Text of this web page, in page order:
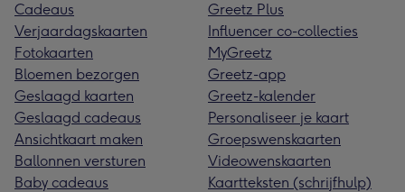
Cadeaus
Verjaardagskaarten
Fotokaarten
Bloemen bezorgen
Geslaagd kaarten
Geslaagd cadeaus
Ansichtkaart maken
Ballonnen versturen
Baby cadeaus
Greetz Plus
Influencer co-collecties
MyGreetz
Greetz-app
Greetz-kalender
Personaliseer je kaart
Groepswenskaarten
Videowenskaarten
Kaartteksten (schrijfhulp)